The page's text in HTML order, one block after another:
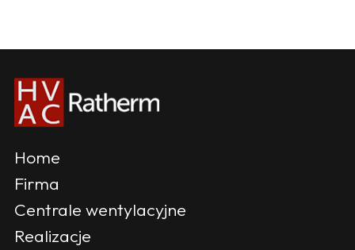
Home
Firma
Centrale wentylacyjne
Realizacje